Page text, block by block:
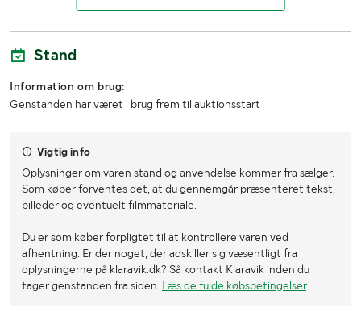
Stand
Information om brug:
Genstanden har været i brug frem til auktionsstart
Vigtig info
Oplysninger om varen stand og anvendelse kommer fra sælger.
Som køber forventes det, at du gennemgår præsenteret tekst,
billeder og eventuelt filmmateriale.
Du er som køber forpligtet til at kontrollere varen ved
afhentning. Er der noget, der adskiller sig væsentligt fra
oplysningerne på klaravik.dk? Så kontakt Klaravik inden du
tager genstanden fra siden. Læs de fulde købsbetingelser.